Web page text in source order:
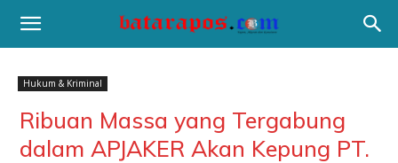
Hukum & Kriminal
Ribuan Massa yang Tergabung
dalam APJAKER Akan Kepung PT.